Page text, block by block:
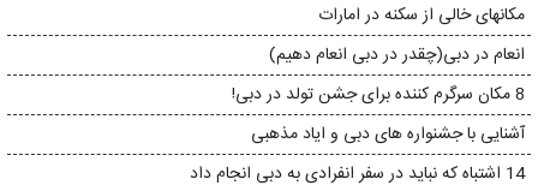
مکانهای خالی از سکنه در امارات
انعام در دبی(چقدر در دبی انعام دهیم)
8 مکان سرگرم کننده برای جشن تولد در دبی!
آشنایی با جشنواره های دبی و ایاد مذهبی
14 اشتباه که نباید در سفر انفرادی به دبی انجام داد